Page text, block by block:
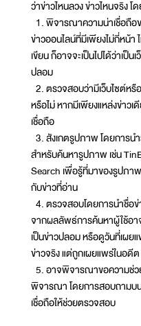
ว่าข่าวไหนลวง ข่าวไหนจริง โ
1. พิจารณาความน่าเชื่อถือ
ข่าวออนไลน์ที่มีเพียงไม่กี่หน้
เขียน ก็อาจจะเป็นไปได้ว่าเป็
ปลอม
2. ตรวจสอบว่ามีเว็บไซต์ห
หรือไม่ หากมีเพียงแหล่งข่าวเ
เชื่อถือ
3. สังเกตรูปภาพ โดยการน
สำหรับค้นหารูปภาพ เช่น
Search เพื่อรู้ที่มาของรูปภา
กับข่าวที่อ่าน
4. ตรวจสอบโดยการนำชื่อ
จากผลลัพธ์การค้นหาผู้ใช้อา
เป็นข่าวปลอม หรือดูวันที่เผย
ข่าวจริง แต่ถูกเผยแพร่ในอดีต
5. อาจพิจารณาขอความช่ว
พิจารณา โดยการสอบถามบ
เชื่อถือให้ช่วยตรวจสอบ